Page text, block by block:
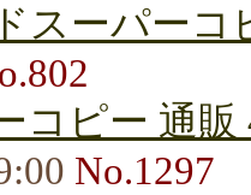
スーパーコ
コピー 通販
No.1297